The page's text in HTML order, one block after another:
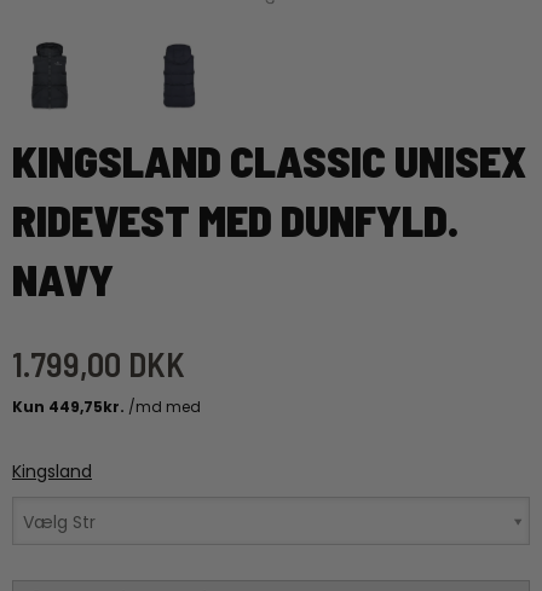
KINGSLAND CLASSIC UNISEX
RIDEVEST MED DUNFYLD.
NAVY
1.799,00 DKK
Kingsland
Vælg Str